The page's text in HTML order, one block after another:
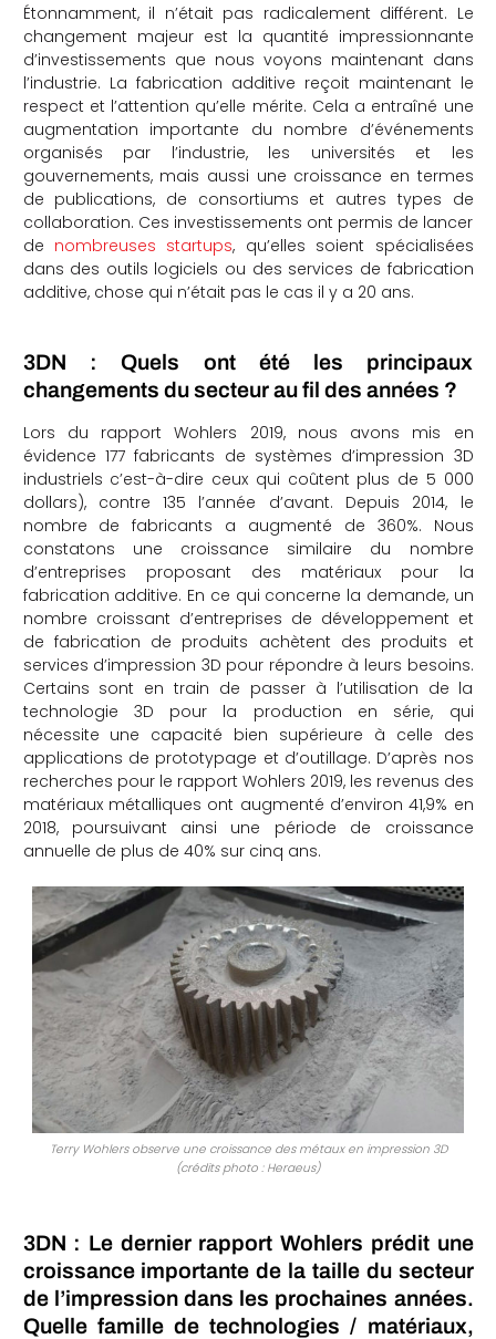
Étonnamment, il n’était pas radicalement différent. Le
changement majeur est la quantité impressionnante
d’investissements que nous voyons maintenant dans
l’industrie. La fabrication additive reçoit maintenant le
respect et l’attention qu’elle mérite. Cela a entraîné une
augmentation importante du nombre d’événements
organisés par l’industrie, les universités et les
gouvernements, mais aussi une croissance en termes
de publications, de consortiums et autres types de
collaboration. Ces investissements ont permis de lancer
de nombreuses startups, qu’elles soient spécialisées
dans des outils logiciels ou des services de fabrication
additive, chose qui n’était pas le cas il y a 20 ans.
3DN : Quels ont été les principaux
changements du secteur au fil des années ?
Lors du rapport Wohlers 2019, nous avons mis en
évidence 177 fabricants de systèmes d’impression 3D
industriels c’est-à-dire ceux qui coûtent plus de 5 000
dollars), contre 135 l’année d’avant. Depuis 2014, le
nombre de fabricants a augmenté de 360%. Nous
constatons une croissance similaire du nombre
d’entreprises proposant des matériaux pour la
fabrication additive. En ce qui concerne la demande, un
nombre croissant d’entreprises de développement et
de fabrication de produits achètent des produits et
services d’impression 3D pour répondre à leurs besoins.
Certains sont en train de passer à l’utilisation de la
technologie 3D pour la production en série, qui
nécessite une capacité bien supérieure à celle des
applications de prototypage et d’outillage. D’après nos
recherches pour le rapport Wohlers 2019, les revenus des
matériaux métalliques ont augmenté d’environ 41,9% en
2018, poursuivant ainsi une période de croissance
annuelle de plus de 40% sur cinq ans.
Terry Wohlers observe une croissance des métaux en impression 3D
(crédits photo : Heraeus)
3DN : Le dernier rapport Wohlers prédit une
croissance importante de la taille du secteur
de l’impression dans les prochaines années.
Quelle famille de technologies / matériaux,